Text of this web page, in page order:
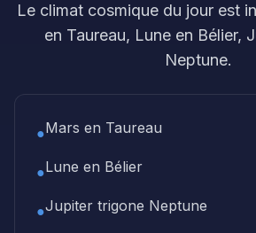
Le climat cosmique du jour est
en Taureau, Lune en Bélier,
Neptune.
●Mars en Taureau
●Lune en Bélier
●Jupiter trigone Neptune